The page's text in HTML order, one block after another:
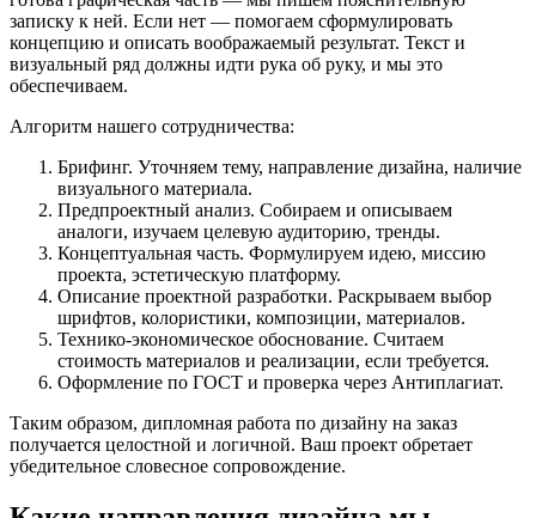
записку к ней. Если нет — помогаем сформулировать
концепцию и описать воображаемый результат. Текст и
визуальный ряд должны идти рука об руку, и мы это
обеспечиваем.
Алгоритм нашего сотрудничества:
Брифинг. Уточняем тему, направление дизайна, наличие
визуального материала.
Предпроектный анализ. Собираем и описываем
аналоги, изучаем целевую аудиторию, тренды.
Концептуальная часть. Формулируем идею, миссию
проекта, эстетическую платформу.
Описание проектной разработки. Раскрываем выбор
шрифтов, колористики, композиции, материалов.
Технико-экономическое обоснование. Считаем
стоимость материалов и реализации, если требуется.
Оформление по ГОСТ и проверка через Антиплагиат.
Таким образом, дипломная работа по дизайну на заказ
получается целостной и логичной. Ваш проект обретает
убедительное словесное сопровождение.